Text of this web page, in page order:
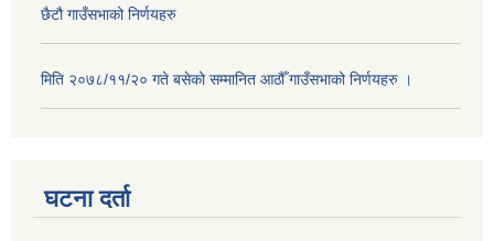
छैटौ गाउँसभाको निर्णयहरु
मिति २०७८/११/२० गते बसेको सम्मानित आठौँ गाउँसभाको निर्णयहरु ।
घटना दर्ता